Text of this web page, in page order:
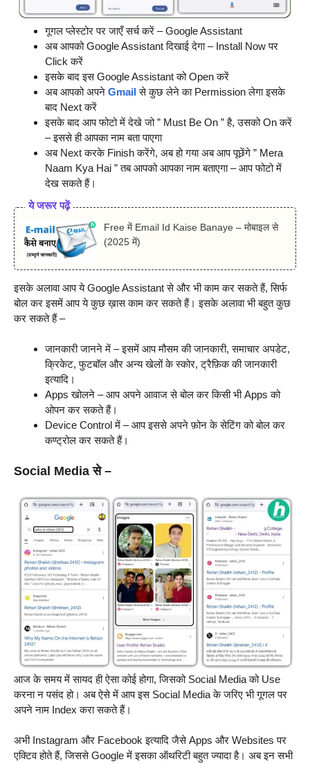
गूगल प्लेस्टोर पर जाएँ सर्च करें – Google Assistant
अब आपको Google Assistant दिखाई देगा – Install Now पर
Click करें
इसके बाद इस Google Assistant को Open करें
अब आपको अपने Gmailसे कुछ लेने का Permission लेगा इसके
बाद Next करें
इसके बाद आप फोटो में देखे जो ” Must Be On ” है, उसको On करें
– इससे ही आपका नाम बता पाएगा
अब Next करके Finish करेंगे, अब हो गया अब आप पूछेंगे ” Mera
Naam Kya Hai ” तब आपको आपका नाम बताएगा – आप फोटो में
देख सकते हैं।
ये जरूर पढ़ें
Free में Email Id Kaise Banaye – मोबाइल से
(2025 में)
इसके अलावा आप ये Google Assistant से और भी काम कर सकते हैं, सिर्फ
बोल कर इसमें आप ये कुछ ख़ास काम कर सकते हैं। इसके अलावा भी बहुत कुछ
कर सकते हैं –
जानकारी जानने में – इसमें आप मौसम की जानकारी, समाचार अपडेट,
क्रिकेट, फुटबॉल और अन्य खेलों के स्कोर, ट्रैफ़िक की जानकारी
इत्यादि।
Apps खोलने – आप अपने आवाज से बोल कर किसी भी Apps को
ओपन कर सकते हैं।
Device Control में – आप इससे अपने फ़ोन के सेटिंग को बोल कर
कण्ट्रोल कर सकते हैं।
Social Media से –
आज के समय में सायद ही ऐसा कोई होगा, जिसको Social Media को Use
करना न पसंद हो। अब ऐसे में आप इस Social Media के जरिए भी गूगल पर
अपने नाम Index करा सकते हैं।
अभी Instagram और Facebook इत्यादि जैसे Apps और Websites पर
एक्टिव होते हैं, जिससे Google में इसका ऑथरिटी बहुत ज्यादा है। अब इन सभी